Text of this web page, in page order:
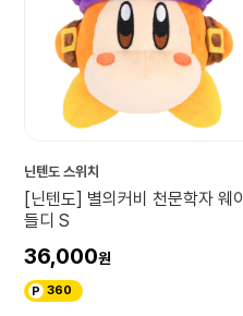
닌텐도 스위치
[닌텐도] 별의커비 천문학자 웨이
들디 S
36,000
360